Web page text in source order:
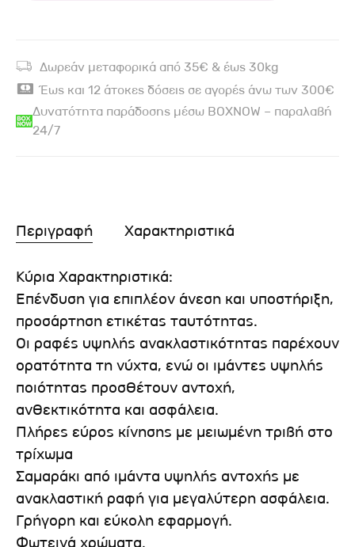
Δωρεάν μεταφορικά από 35€ & έως 30kg
Έως και 12 άτοκες δόσεις σε αγορές άνω των 300€
Δυνατότητα παράδοσης μέσω BOXNOW – παραλαβή
24/7
Περιγραφή Χαρακτηριστικά
Κύρια Χαρακτηριστικά:
Επένδυση για επιπλέον άνεση και υποστήριξη,
προσάρτηση ετικέτας ταυτότητας.
Οι ραφές υψηλής ανακλαστικότητας παρέχουν
ορατότητα τη νύχτα, ενώ οι ιμάντες υψηλής
ποιότητας προσθέτουν αντοχή,
ανθεκτικότητα και ασφάλεια.
Πλήρες εύρος κίνησης με μειωμένη τριβή στο
τρίχωμα
Σαμαράκι από ιμάντα υψηλής αντοχής με
ανακλαστική ραφή για μεγαλύτερη ασφάλεια.
Γρήγορη και εύκολη εφαρμογή.
Φωτεινά χρώματα.